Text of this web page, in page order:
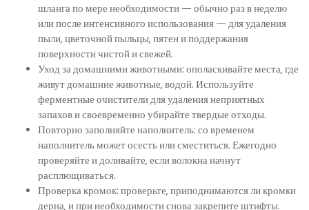
шланга по мере необходимости — обычно раз в неделю
или после интенсивного использования — для удаления
пыли, цветочной пыльцы, пятен и поддержания
поверхности чистой и свежей.
Уход за домашними животными: ополаскивайте места, где
живут домашние животные, водой. Используйте
ферментные очистители для удаления неприятных
запахов и своевременно убирайте твердые отходы.
Повторно заполняйте наполнитель: со временем
наполнитель может осесть или сместиться. Ежегодно
проверяйте и доливайте, если волокна начнут
расплющиваться.
Проверка кромок: проверьте, приподнимаются ли кромки
дерна, и при необходимости снова закрепите штифты.